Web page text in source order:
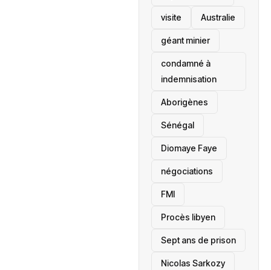
visite ‎Australie
géant minier
condamné à
indemnisation
Aborigènes
Sénégal
Diomaye Faye
négociations
FMI
Procès libyen
Sept ans de prison
Nicolas Sarkozy